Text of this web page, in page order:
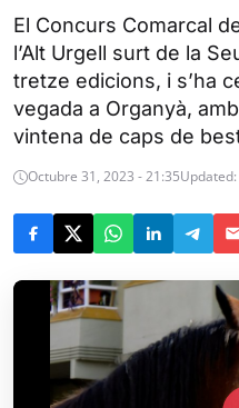
El Concurs Comarcal
l’Alt Urgell surt de la
tretze edicions, i s’ha
vegada a Organyà,
vintena de caps de
Octubre 31, 2023 - 21:35